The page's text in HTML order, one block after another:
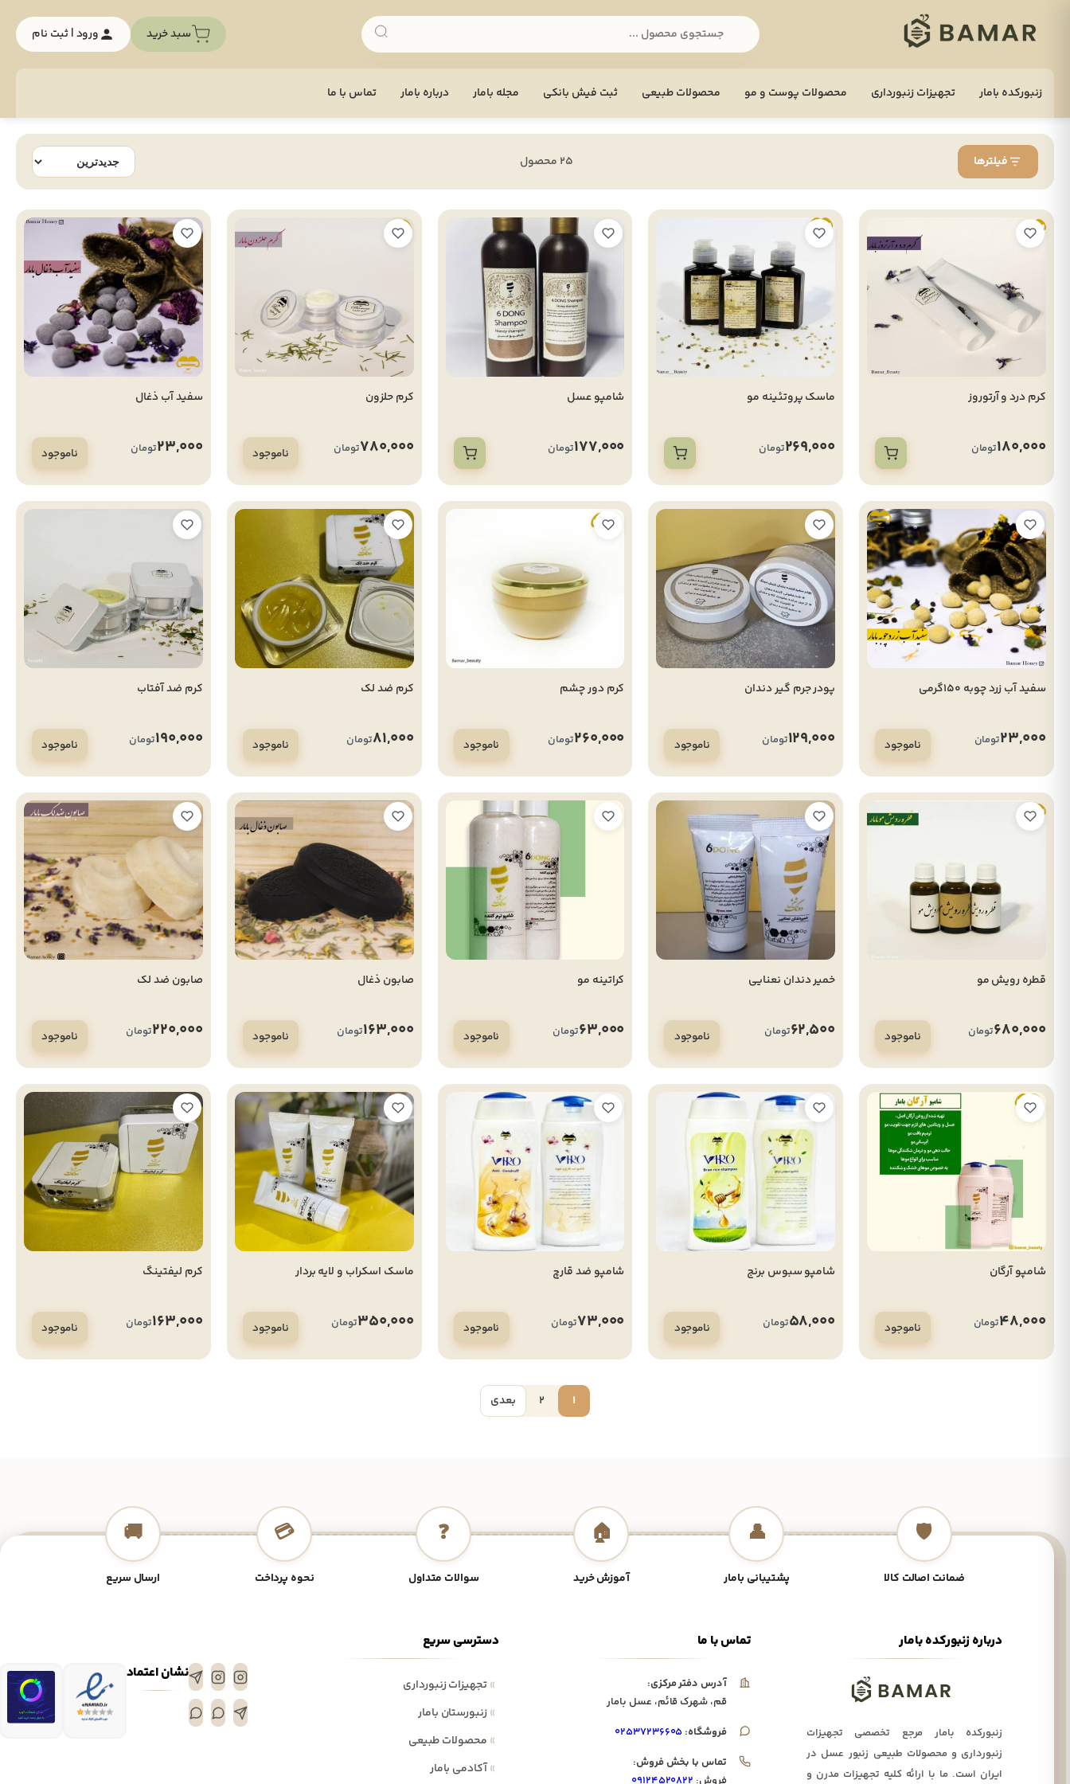
سبد خرید ورود | ثبت نام
زنبورکده بامار تجهيزات زنبورداری محصولات پوست و مو محصولات طبیعی ثبت فیش بانکی مجله بامار درباره بامار تماس با ما
فیلترها 25 محصول
کرم درد و آرتوروز
180,000تومان
ماسک پروتئینه مو
269,000تومان
شامپو عسل
177,000تومان
کرم حلزون
780,000تومان ناموجود
سفید آب ذغال
23,000تومان ناموجود
سفید آب زرد چوبه 150گرمی
23,000تومان ناموجود
پودر جرم گیر دندان
129,000تومان ناموجود
کرم دور چشم
260,000تومان ناموجود
کرم ضد لک
81,000تومان ناموجود
کرم ضد آفتاب
190,000تومان ناموجود
قطره رویش مو
680,000تومان ناموجود
خمیر دندان نعنایی
62,500تومان ناموجود
کراتینه مو
63,000تومان ناموجود
صابون ذغال
163,000تومان ناموجود
صابون ضد لک
220,000تومان ناموجود
شامپو آرگان
48,000تومان ناموجود
شامپو سبوس برنج
58,000تومان ناموجود
شامپو ضد قارچ
73,000تومان ناموجود
ماسک اسکراب و لایه بردار
350,000تومان ناموجود
کرم لیفتینگ
163,000تومان ناموجود
1
2 بعدی
🛡️
ضمانت اصالت کالا
👤
پشتیبانی بامار
🏠
آموزش خرید
❓
سوالات متداول
💳
نحوه پرداخت
🚚
ارسال سریع
نشان اعتماد
دسترسی سریع
»تجهیزات زنبورداری
»زنبورستان بامار
» محصولات طبیعی
»آکادمی بامار
تماس با ما
آدرس دفتر مرکزی:
قم، شهرک قائم، عسل بامار
فروشگاه: ۰۲۵۳۷۲۳۶۶۰۵
تماس با بخش فروش:
درباره زنبورکده بامار
زنبورکده بامار مرجع تخصصی تجهیزات
زنبورداری و محصولات طبیعی زنبور عسل در
ایران است. ما با ارائه کلیه تجهیزات مدرن و